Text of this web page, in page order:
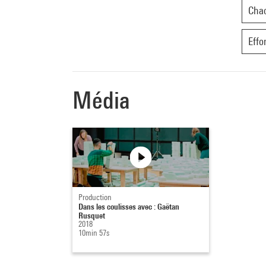
Avec
Gillie
Média
Production
Dans les coulisses avec : Gaëtan
Rusquet
2018
10min 57s